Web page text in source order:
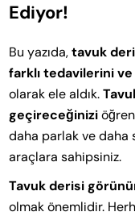
Ediyor!
Bu yazıda,tavuk
farklı tedavilerini
olarak ele aldık.
geçireceğinizi
daha parlak ve daha
araçlara sahipsiniz.
Tavuk derisi
olmak önemlidir.